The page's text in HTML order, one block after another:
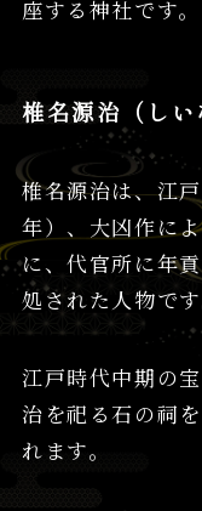
座する神社です。
椎名源治（し
椎名源治は、江
年）、大凶作に
に、代官所に年
処された人物です
江戸時代中期の
治を祀る石の祠
れます。